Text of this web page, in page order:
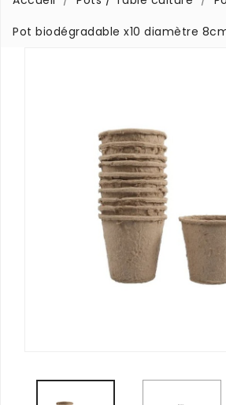
Pot biodégradable x10 diamètre